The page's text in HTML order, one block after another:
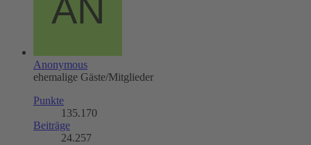
Anonymous
ehemalige Gäste/Mitglieder
Punkte
135.170
Beiträge
24.257